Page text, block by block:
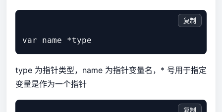
复制
type 为指针类型，name 为指针变量名，* 号用于指定
变量是作为一个指针
复制